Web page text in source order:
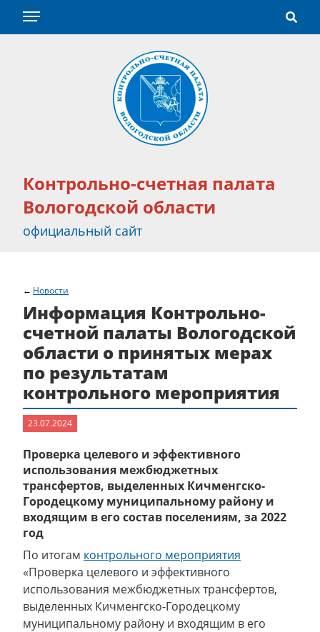
Контрольно-счетная палата
Вологодской области
официальный сайт
Новости
Информация Контрольно-
счетной палаты Вологодской
области о принятых мерах
по результатам
контрольного мероприятия
23.07.2024
Проверка целевого и эффективного
использования межбюджетных
трансфертов, выделенных Кичменгско-
Городецкому муниципальному району и
входящим в его состав поселениям, за 2022
год
По итогам контрольного мероприятия
«Проверка целевого и эффективного
использования межбюджетных трансфертов,
выделенных Кичменгско-Городецкому
муниципальному району и входящим в его